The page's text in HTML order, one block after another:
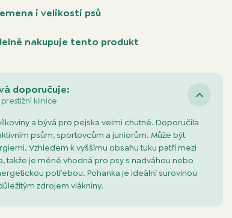
i velikosti psů
nakupuje tento produkt
doporučuje:
klinice
a bývá pro pejska velmi chutné. Doporučila
psům, sportovcům a juniorům. Může být
Vzhledem k vyššímu obsahu tuku patří mezi
takže je méně vhodná pro psy s nadváhou nebo
potřebou. Pohanka je ideální surovinou
zdrojem vlákniny.